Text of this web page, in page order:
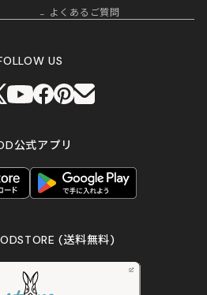
よくあるご質問
US
公式アプリ
(送料無料)